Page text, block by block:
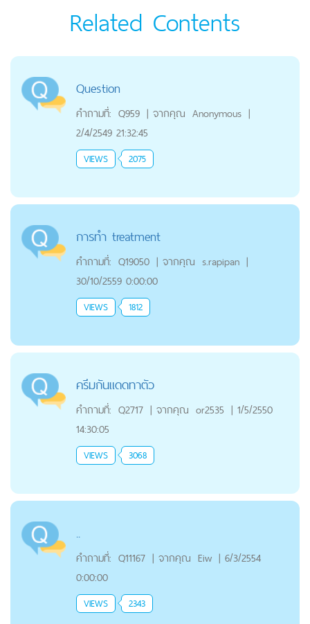
Related Contents
Question
คำถามที่: Q959 | จากคุณ Anonymous |
2/4/2549 21:32:45
VIEWS 2075
การทำ treatment
คำถามที่: Q19050 | จากคุณ s.rapipan |
30/10/2559 0:00:00
VIEWS 1812
ครีมกันแดดทาตัว
คำถามที่: Q2717 | จากคุณ or2535 | 1/5/2550
14:30:05
VIEWS 3068
..
คำถามที่: Q11167 | จากคุณ Eiw | 6/3/2554
0:00:00
VIEWS 2343